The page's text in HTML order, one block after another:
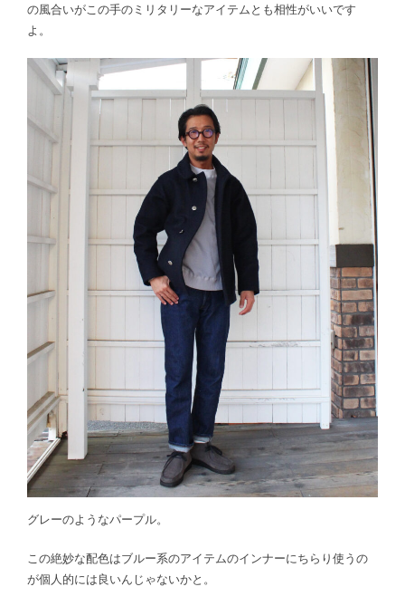
の風合いがこの手のミリタリーなアイテムとも相性がいいです
よ。
グレーのようなパープル。
この絶妙な配色はブルー系のアイテムのインナーにちらり使うの
が個人的には良いんじゃないかと。